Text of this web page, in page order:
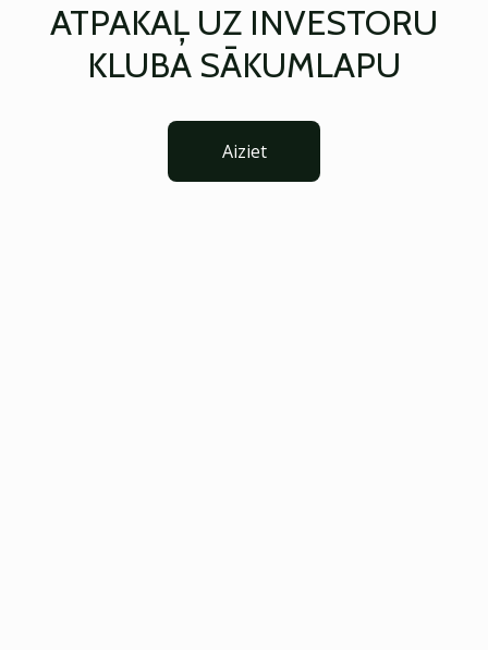
ATPAKAĻ UZ INVESTORU
KLUBA SĀKUMLAPU
Aiziet